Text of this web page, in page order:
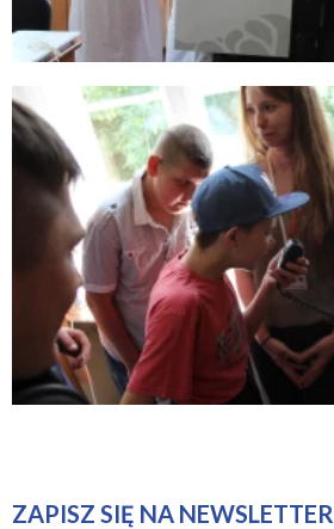
ZAPISZ SIĘ NA NEWSLETTER